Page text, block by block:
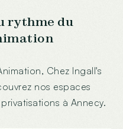
rythme du
Chez Ingall's
nos espaces
à Annecy.